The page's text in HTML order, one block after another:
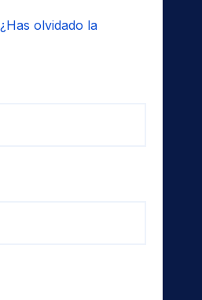
¿Has olvidado la